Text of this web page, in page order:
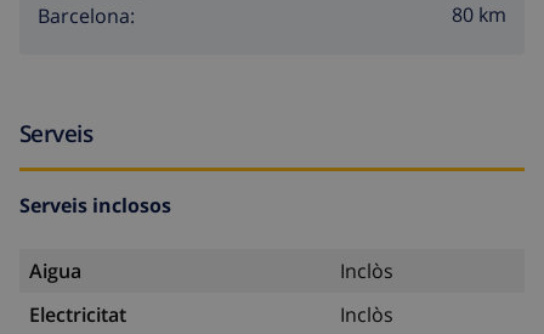
Barcelona:
80 km
Serveis
Serveis inclosos
Aigua
Inclòs
Electricitat
Inclòs